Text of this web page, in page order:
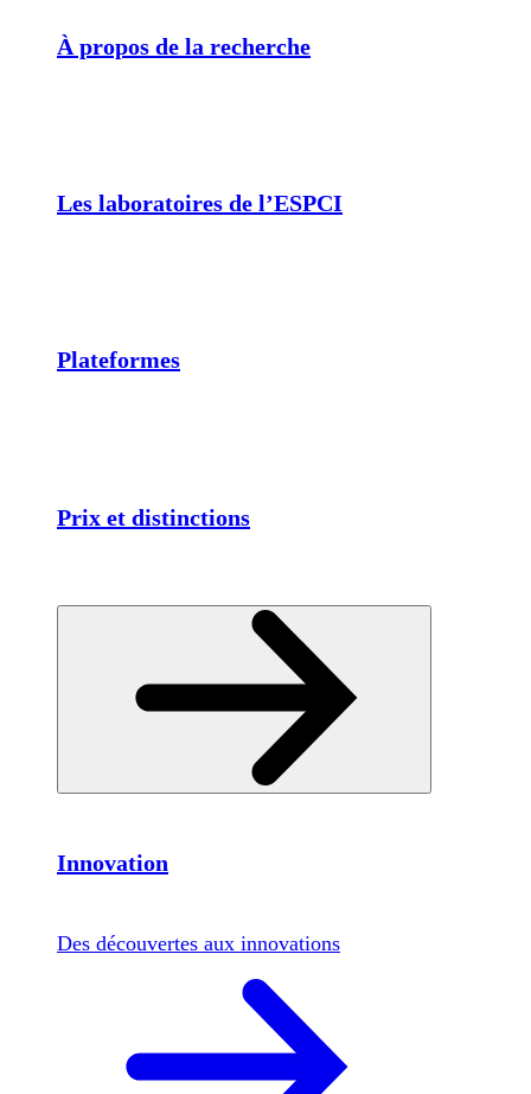
À propos de la recherche
Les laboratoires de l’ESPCI
Plateformes
Prix et distinctions
Innovation
Des découvertes aux innovations